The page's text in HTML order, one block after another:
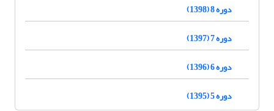
دوره 8 (1398)
دوره 7 (1397)
دوره 6 (1396)
دوره 5 (1395)